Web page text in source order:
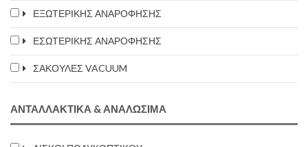
ΕΞΩΤΕΡΙΚΗΣ ΑΝΑΡΟΦΗΣΗΣ
ΕΣΩΤΕΡΙΚΗΣ ΑΝΑΡΟΦΗΣΗΣ
ΣΑΚΟΥΛΕΣ VACUUM
ΑΝΤΑΛΛΑΚΤΙΚΆ & ΑΝΑΛΏΣΙΜΑ